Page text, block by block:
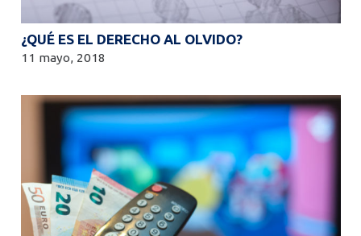
¿QUÉ ES EL DERECHO AL OLVIDO?
11 mayo, 2018